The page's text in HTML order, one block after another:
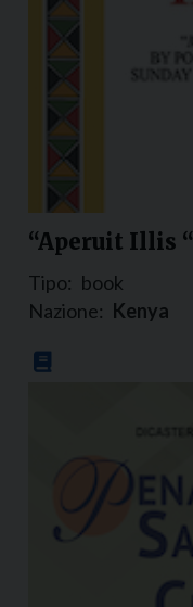
“Aperuit Illis “
Tipo: book
Nazione: Kenya